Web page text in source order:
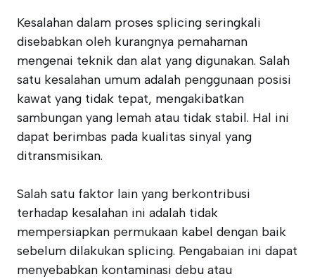
Kesalahan dalam proses splicing seringkali
disebabkan oleh kurangnya pemahaman
mengenai teknik dan alat yang digunakan. Salah
satu kesalahan umum adalah penggunaan posisi
kawat yang tidak tepat, mengakibatkan
sambungan yang lemah atau tidak stabil. Hal ini
dapat berimbas pada kualitas sinyal yang
ditransmisikan.
Salah satu faktor lain yang berkontribusi
terhadap kesalahan ini adalah tidak
mempersiapkan permukaan kabel dengan baik
sebelum dilakukan splicing. Pengabaian ini dapat
menyebabkan kontaminasi debu atau